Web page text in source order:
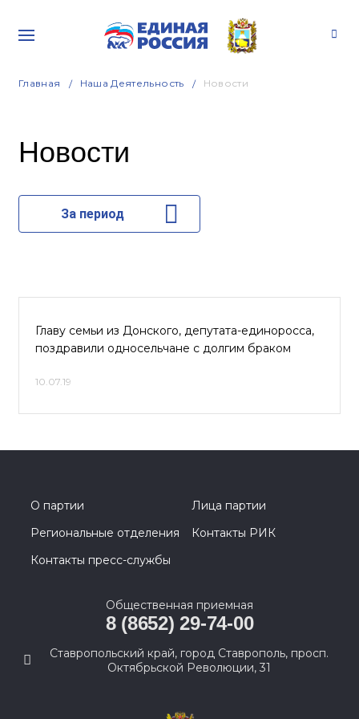
Главная Наша Деятельность Новости
Новости
За период
Главу семьи из Донского, депутата-единоросса,
поздравили односельчане с долгим браком
10.07.19
О партии
Лица партии
Региональные отделения
Контакты РИК
Контакты пресс-службы
Общественная приемная
8 (8652) 29-74-00
Ставропольский край, город Ставрополь, просп.
Октябрьской Революции, 31